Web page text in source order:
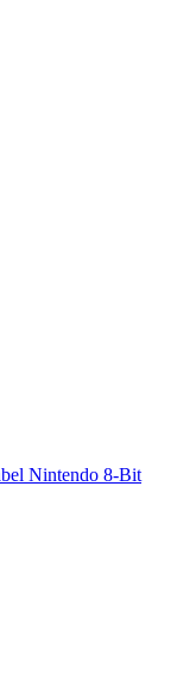
Nintendo 8-Bit